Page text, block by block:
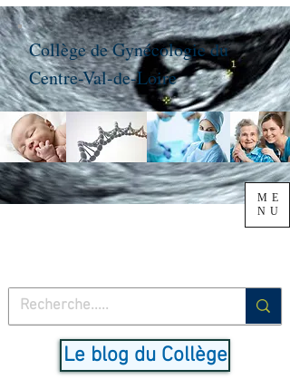
Le blog du Collège
ME
NU
Collège de Gynécologie du
Centre-Val-de-Loire